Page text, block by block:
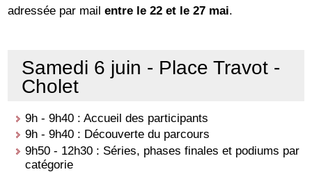
adressée par mailentre le 22 et le 27 mai.
Samedi 6 juin - Place Travot -
Cholet
9h - 9h40 : Accueil des participants
9h - 9h40 : Découverte du parcours
9h50 - 12h30 : Séries, phases finales et podiums par
catégorie